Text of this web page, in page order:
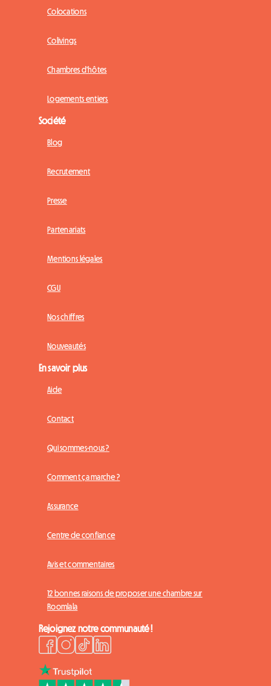
Colocations
Colivings
Chambres d'hôtes
Logements entiers
Société
Blog
Recrutement
Presse
Partenariats
Mentions légales
CGU
Nos chiffres
Nouveautés
En savoir plus
Aide
Contact
Qui sommes-nous ?
Comment ça marche ?
Assurance
Centre de confiance
Avis et commentaires
12 bonnes raisons de proposer une chambre sur
Roomlala
Rejoignez notre communauté !